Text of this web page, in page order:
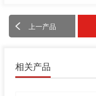
上一产品
相关产品